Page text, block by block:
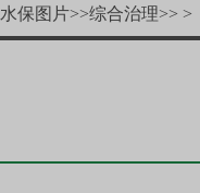
水保图片>>综合治理>> >